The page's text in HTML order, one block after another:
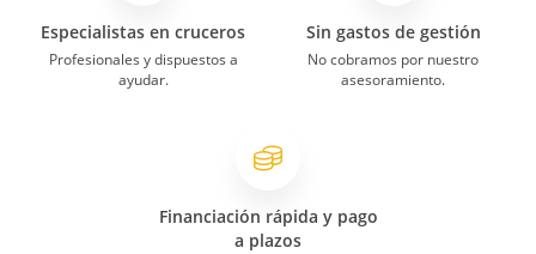
Especialistas en cruceros
Profesionales y dispuestos a
ayudar.
Sin gastos de gestión
No cobramos por nuestro
asesoramiento.
Financiación rápida y pago
a plazos